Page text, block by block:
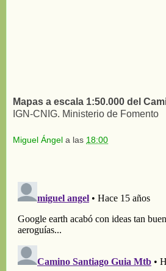
Mapas a escala 1:50.000 del
IGN-CNIG. Ministerio de Fomento
Miguel Ángel a las 18:00